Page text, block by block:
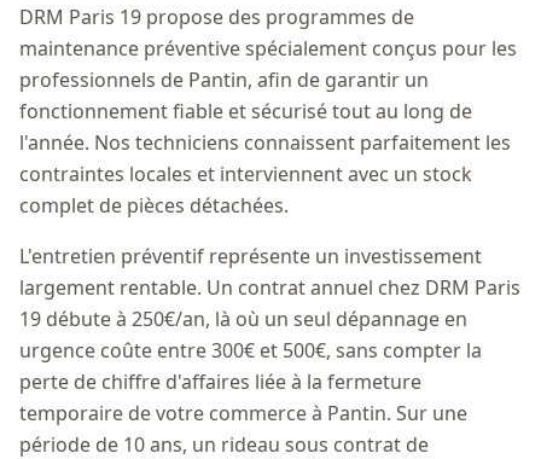
DRM Paris 19 propose des programmes de
maintenance préventive spécialement conçus pour les
professionnels de Pantin, afin de garantir un
fonctionnement fiable et sécurisé tout au long de
l'année. Nos techniciens connaissent parfaitement les
contraintes locales et interviennent avec un stock
complet de pièces détachées.
L'entretien préventif représente un investissement
largement rentable. Un contrat annuel chez DRM Paris
19 débute à 250€/an, là où un seul dépannage en
urgence coûte entre 300€ et 500€, sans compter la
perte de chiffre d'affaires liée à la fermeture
temporaire de votre commerce à Pantin. Sur une
période de 10 ans, un rideau sous contrat de